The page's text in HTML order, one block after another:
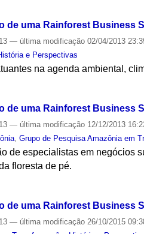
de uma Rainforest Business
— última modificação 02/04/2013
e Perspectivas
na agenda ambiental,
de uma Rainforest Business
— última modificação 12/12/2013
,Grupo de Pesquisa Amazônia em
de especialistas em negócios
floresta de pé.
de uma Rainforest Business
— última modificação 26/10/2015